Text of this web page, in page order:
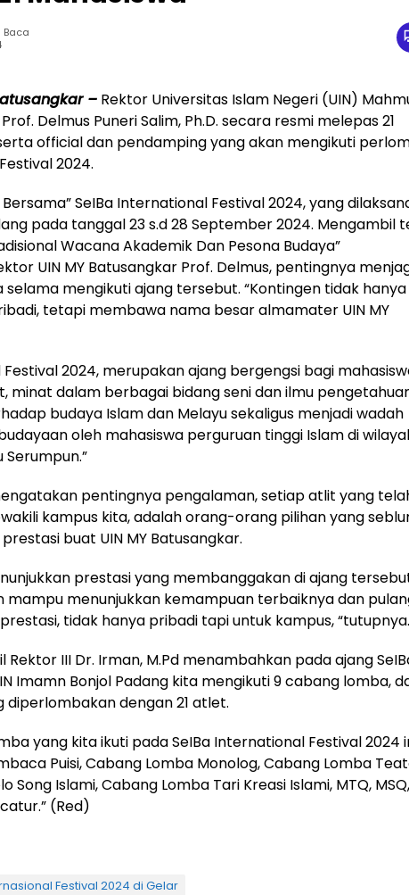
Baca
– Rektor Universitas Islam Negeri (UIN)
Delmus Puneri Salim, Ph.D. secara resmi melepas 21
official dan pendamping yang akan mengikuti
2024.
SeIBa International Festival 2024, yang
pada tanggal 23 s.d 28 September 2024. Mengambil
Wacana Akademik Dan Pesona Budaya”
UIN MY Batusangkar Prof. Delmus, pentingnya
mengikuti ajang tersebut. “Kontingen tidak hanya
tetapi membawa nama besar almamater UIN MY
Festival 2024, merupakan ajang bergengsi bagi
minat dalam berbagai bidang seni dan ilmu
budaya Islam dan Melayu sekaligus menjadi wadah
oleh mahasiswa perguruan tinggi Islam di
pentingnya pengalaman, setiap atlit yang
kampus kita, adalah orang-orang pilihan yang
buat UIN MY Batusangkar.
prestasi yang membanggakan di ajang
menunjukkan kemampuan terbaiknya dan
tidak hanya pribadi tapi untuk kampus, “tutupnya.
Rektor III Dr. Irman, M.Pd menambahkan pada ajang
Imamn Bonjol Padang kita mengikuti 9 cabang lomba,
dengan 21 atlet.
yang kita ikuti pada SeIBa International Festival 2024
Puisi, Cabang Lomba Monolog, Cabang Lomba
Song Islami, Cabang Lomba Tari Kreasi Islami, MTQ,
(Red)
Festival 2024 di Gelar